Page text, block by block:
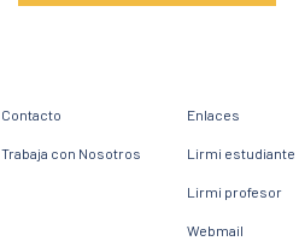
Contacto
Trabaja con Nosotros
Enlaces
Lirmi estudiante
Lirmi profesor
Webmail